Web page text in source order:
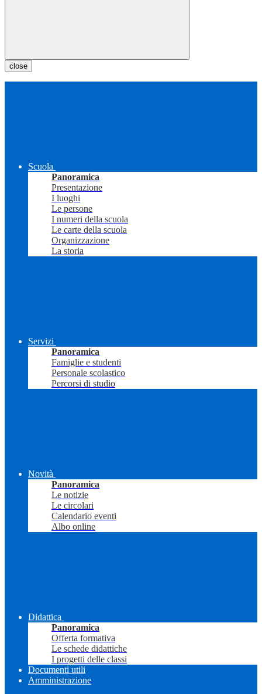
close
Scuola
Panoramica
Presentazione
I luoghi
Le persone
I numeri della scuola
Le carte della scuola
Organizzazione
La storia
Servizi
Panoramica
Famiglie e studenti
Personale scolastico
Percorsi di studio
Novità
Panoramica
Le notizie
Le circolari
Calendario eventi
Albo online
Didattica
Panoramica
Offerta formativa
Le schede didattiche
I progetti delle classi
Documenti utili
Amministrazione